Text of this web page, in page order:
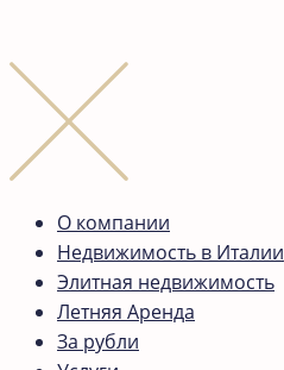
О компании
Недвижимость в Италии
Элитная недвижимость
Летняя Аренда
За рубли